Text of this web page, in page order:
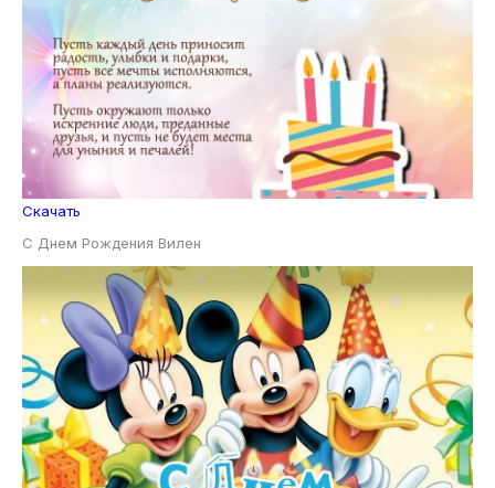
Скачать
С Днем Рождения Вилен